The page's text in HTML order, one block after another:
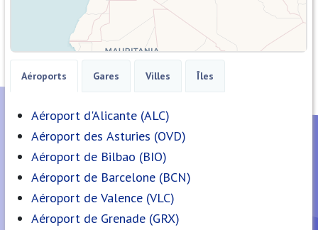
Aéroports Gares Villes Îles
Aéroport d'Alicante (ALC)
Aéroport des Asturies (OVD)
Aéroport de Bilbao (BIO)
Aéroport de Barcelone (BCN)
Aéroport de Valence (VLC)
Aéroport de Grenade (GRX)